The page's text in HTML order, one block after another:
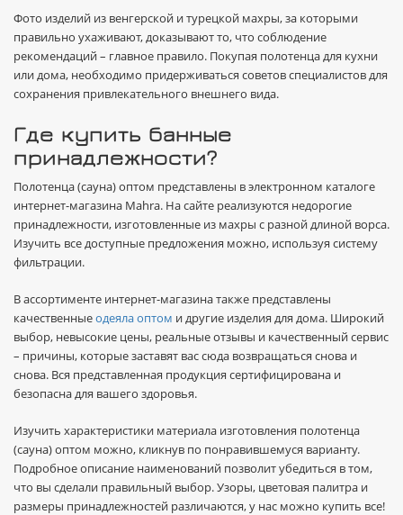
Фото изделий из венгерской и турецкой махры, за которыми
правильно ухаживают, доказывают то, что соблюдение
рекомендаций – главное правило. Покупая полотенца для кухни
или дома, необходимо придерживаться советов специалистов для
сохранения привлекательного внешнего вида.
Где купить банные
принадлежности?
Полотенца (сауна) оптом представлены в электронном каталоге
интернет-магазина Mahra. На сайте реализуются недорогие
принадлежности, изготовленные из махры с разной длиной ворса.
Изучить все доступные предложения можно, используя систему
фильтрации.
В ассортименте интернет-магазина также представлены
качественныеодеяла оптом и другие изделия для дома. Широкий
выбор, невысокие цены, реальные отзывы и качественный сервис
– причины, которые заставят вас сюда возвращаться снова и
снова. Вся представленная продукция сертифицирована и
безопасна для вашего здоровья.
Изучить характеристики материала изготовления полотенца
(сауна) оптом можно, кликнув по понравившемуся варианту.
Подробное описание наименований позволит убедиться в том,
что вы сделали правильный выбор. Узоры, цветовая палитра и
размеры принадлежностей различаются, у нас можно купить все!